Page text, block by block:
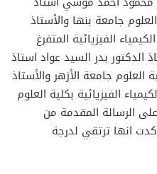
العلوم جامعة بنها والأستاذ
الفيزيائية المتفرغ
الدكتور بدر السيد عواد استاذ
العلوم جامعة الأزهر والأستاذ
الفيزيائية بكلية العلوم
الرسالة المقدمة من
انها ترتقي لدرجة